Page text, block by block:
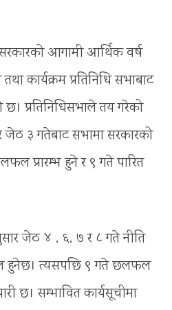
आगामी आर्थिक वर्ष
कार्यक्रम प्रतिनिधि सभाबाट
प्रतिनिधिसभाले तय गरेको
जेठ ३ गतेबाट सभामा सरकारको
प्रारम्भ हुने र ९ गते पारित
जेठ ४ , ६, ७ र ८ गते नीति
हुनेछ। त्यसपछि ९ गते छलफल
छ। सम्भावित कार्यसूचीमा